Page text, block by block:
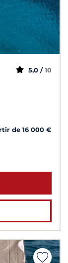
5,0 / 10
de 16 000 €